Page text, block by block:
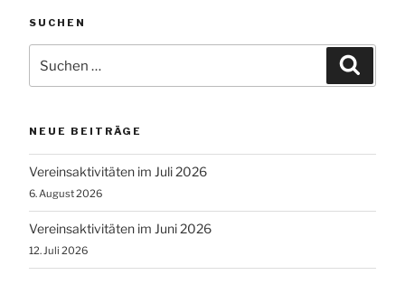
SUCHEN
nach:
NEUE BEITRÄGE
Vereinsaktivitäten im Juli 2026
6. August 2026
Vereinsaktivitäten im Juni 2026
12. Juli 2026